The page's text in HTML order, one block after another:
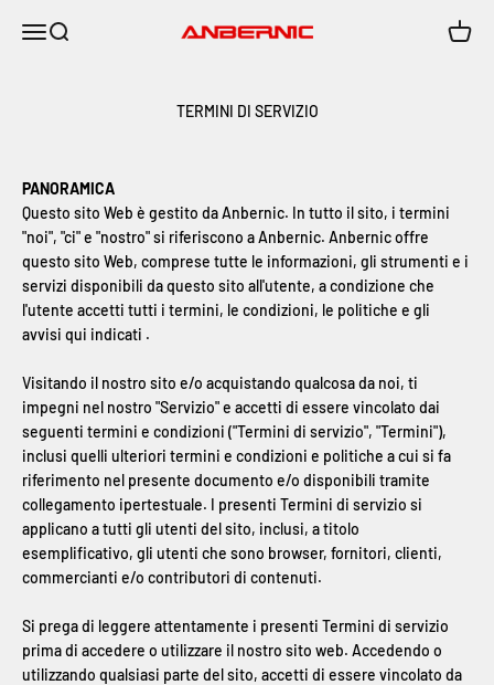
MenùCerca Anbernic
TERMINI DI SERVIZIO
PANORAMICA
Questo sito Web è gestito da Anbernic. In tutto il sito, i termini
"noi", "ci" e "nostro" si riferiscono aAnbernic. Anbernicoffre
questo sito Web, comprese tutte le informazioni, gli strumenti e i
servizi disponibili da questo sito all'utente, a condizione che
l'utente accetti tutti i termini, le condizioni, le politiche e gli
avvisi qui indicati .
Visitando il nostro sito e/o acquistando qualcosa da noi, ti
impegni nel nostro "Servizio" e accetti di essere vincolato dai
seguenti termini e condizioni ("Termini di servizio", "Termini"),
inclusi quelli ulteriori termini e condizioni e politiche a cui si fa
riferimento nel presente documento e/o disponibili tramite
collegamento ipertestuale. I presenti Termini di servizio si
applicano a tutti gli utenti del sito, inclusi, a titolo
esemplificativo, gli utenti che sono browser, fornitori, clienti,
commercianti e/o contributori di contenuti.
Si prega di leggere attentamente i presenti Termini di servizio
prima di accedere o utilizzare il nostro sito web. Accedendo o
utilizzando qualsiasi parte del sito, accetti di essere vincolato da